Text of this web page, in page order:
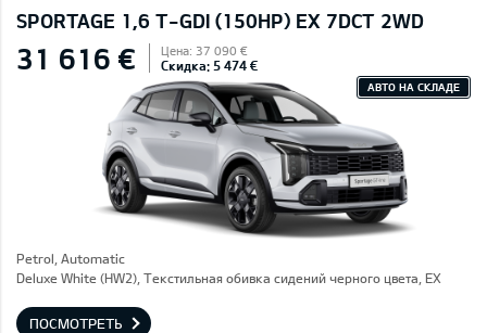
SPORTAGE 1,6 T-GDI (150HP) EX 7DCT 2WD
31 616 € Цена: 37 090 €
Скидка: 5 474 €
АВТО НА СКЛАДЕ
Petrol, Automatic
Deluxe White (HW2), Текстильная обивка сидений черного цвета, EX
ПОСМОТРЕТЬ